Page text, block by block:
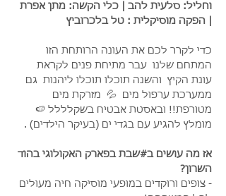
וחליל: סלעית להב | כלי הקשה: מתן אפרת
| הפקה מוסיקלית : טל בלכרוביץ
כדי לקרר לכם את העונה הרותחת הזו
המתחם שלנו  עבר מתיחת פנים לקראת
עונת הקיץ  והשנה תוכלו תוכלו ליהנות  גם
ממערכת ערפול מים  💦  מזרקת מים
מטורפת!! ובאסטת אבטיח בשקלללל 🍉
מומלץ להגיע עם בגדי ים (בעיקר הילדים) .
אז מה עושים ב#שבת בפארק האקולוגי בהוד
השרון?
- צופים ורוקדים במופעי מוסיקה חיה מעולים